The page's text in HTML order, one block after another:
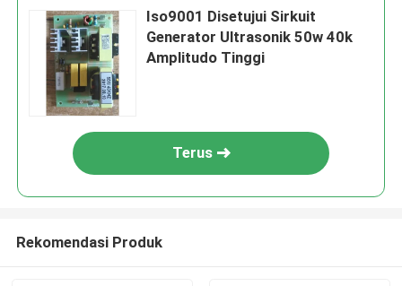
Iso9001 Disetujui Sirkuit
Generator Ultrasonik 50w 40k
Amplitudo Tinggi
Terus
Rekomendasi Produk